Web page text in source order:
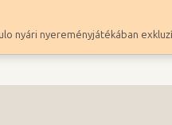
nyári nyereményjátékában